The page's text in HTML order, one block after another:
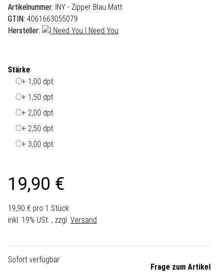
Artikelnummer: INY - Zipper Blau Matt
GTIN: 4061663055079
Hersteller:
I Need You
Stärke
+ 1,00 dpt
+ 1,50 dpt
+ 2,00 dpt
+ 2,50 dpt
+ 3,00 dpt
19,90 €
19,90 € pro 1 Stück
inkl. 19% USt. , zzgl. Versand
Sofort verfügbar
Frage zum Artikel